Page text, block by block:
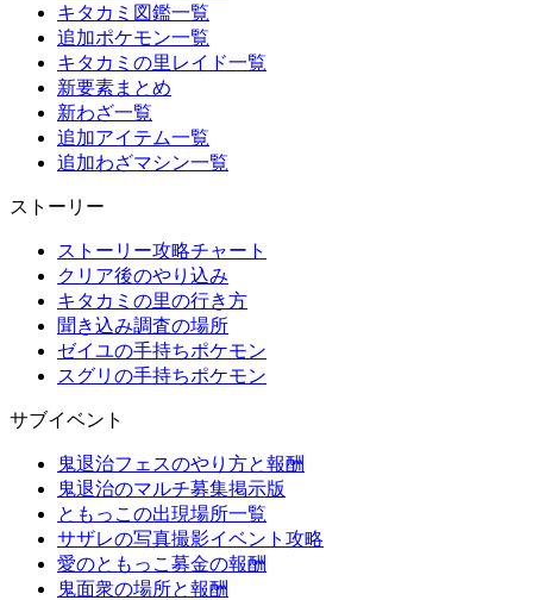
キタカミ図鑑一覧
追加ポケモン一覧
キタカミの里レイド一覧
新要素まとめ
新わざ一覧
追加アイテム一覧
追加わざマシン一覧
ストーリー
ストーリー攻略チャート
クリア後のやり込み
キタカミの里の行き方
聞き込み調査の場所
ゼイユの手持ちポケモン
スグリの手持ちポケモン
サブイベント
鬼退治フェスのやり方と報酬
鬼退治のマルチ募集掲示版
ともっこの出現場所一覧
サザレの写真撮影イベント攻略
愛のともっこ募金の報酬
鬼面衆の場所と報酬